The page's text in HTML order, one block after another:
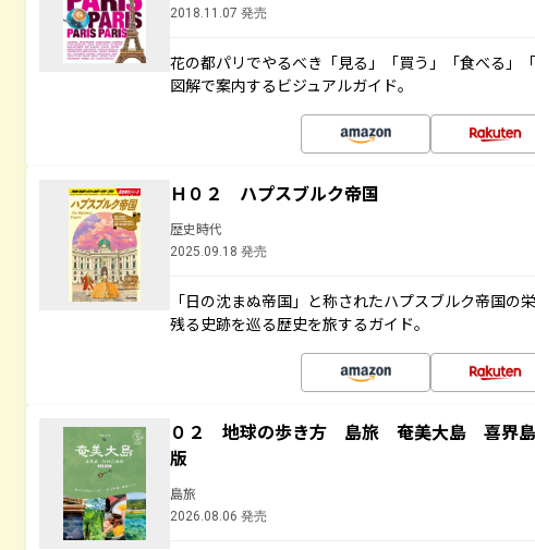
2018.11.07 発売
花の都パリでやるべき「見る」「買う」「食べる」
図解で案内するビジュアルガイド。
Ｈ０２ ハプスブルク帝国
歴史時代
2025.09.18 発売
「日の沈まぬ帝国」と称されたハプスブルク帝国の
残る史跡を巡る歴史を旅するガイド。
０２ 地球の歩き方 島旅 奄美大島 喜界
版
島旅
2026.08.06 発売